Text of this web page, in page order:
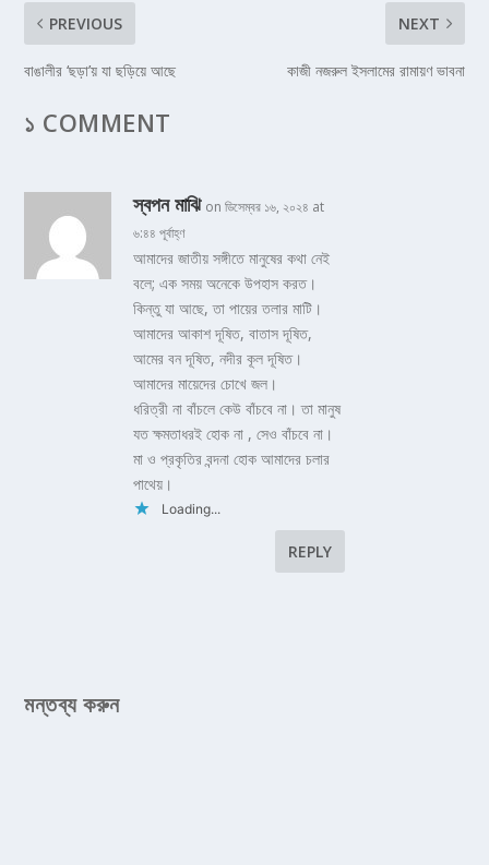
PREVIOUS
বাঙালীর ‘ছড়া’য় যা ছড়িয়ে আছে
NEXT
কাজী নজরুল ইসলামের রামায়ণ ভাবনা
১ COMMENT
স্বপন মাঝি on ডিসেম্বর ১৬, ২০২৪ at
৬:৪৪ পূর্বাহ্ণ
আমাদের জাতীয় সঙ্গীতে মানুষের কথা নেই
বলে; এক সময় অনেকে উপহাস করত।
কিন্তু যা আছে, তা পায়ের তলার মাটি।
আমাদের আকাশ দূষিত, বাতাস দূষিত,
আমের বন দূষিত, নদীর কূল দূষিত।
আমাদের মায়েদের চোখে জল।
ধরিত্রী না বাঁচলে কেউ বাঁচবে না। তা মানুষ
যত ক্ষমতাধরই হোক না , সেও বাঁচবে না।
মা ও প্রকৃতির বন্দনা হোক আমাদের চলার
পাথেয়।
Loading...
REPLY
মন্তব্য করুন